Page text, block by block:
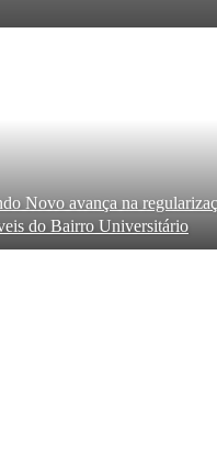
Novo avança na
do Bairro Universitário